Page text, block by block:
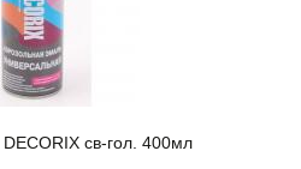
св-гол. 400мл